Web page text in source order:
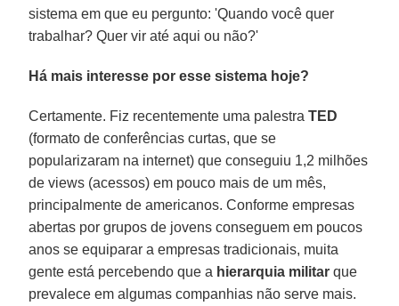
sistema em que eu pergunto: 'Quando você quer
trabalhar? Quer vir até aqui ou não?'
Há mais interesse por esse sistema hoje?
Certamente. Fiz recentemente uma palestraTED
(formato de conferências curtas, que se
popularizaram na internet) que conseguiu 1,2 milhões
de views (acessos) em pouco mais de um mês,
principalmente de americanos. Conforme empresas
abertas por grupos de jovens conseguem em poucos
anos se equiparar a empresas tradicionais, muita
gente está percebendo que a hierarquia militar que
prevalece em algumas companhias não serve mais.